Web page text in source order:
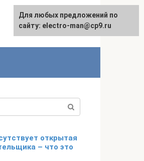
открытая
– что это
Для любых предложений по
сайту: electro-man@cp9.ru